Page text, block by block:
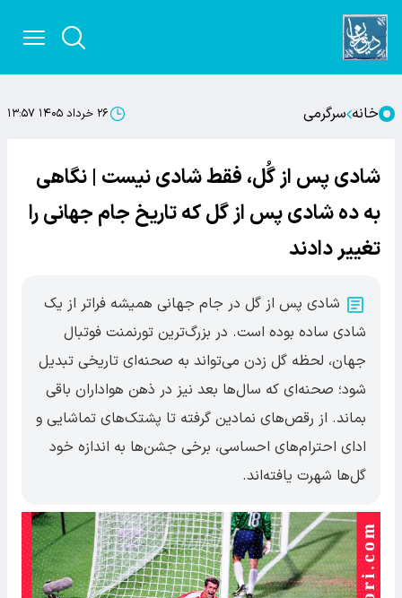
خانه سرگرمی ۲۶ خرداد ۱۴۰۵ ۱۳:۵۷
شادی پس از گُل، فقط شادی نیست | نگاهی
به ده شادی پس از گل که تاریخ جام جهانی را
تغییر دادند
شادی پس از گل در جام جهانی همیشه فراتر از یک
شادی ساده بوده است. در بزرگ‌ترین تورنمنت فوتبال
جهان، لحظه گل زدن می‌تواند به صحنه‌ای تاریخی تبدیل
شود؛ صحنه‌ای که سال‌ها بعد نیز در ذهن هواداران باقی
بماند. از رقص‌های نمادین گرفته تا پشتک‌های تماشایی و
ادای احترام‌های احساسی، برخی جشن‌ها به اندازه خود
گل‌ها شهرت یافته‌اند.